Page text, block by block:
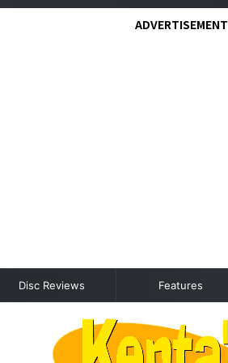
ADVERTISEMENT
Disc Reviews Features